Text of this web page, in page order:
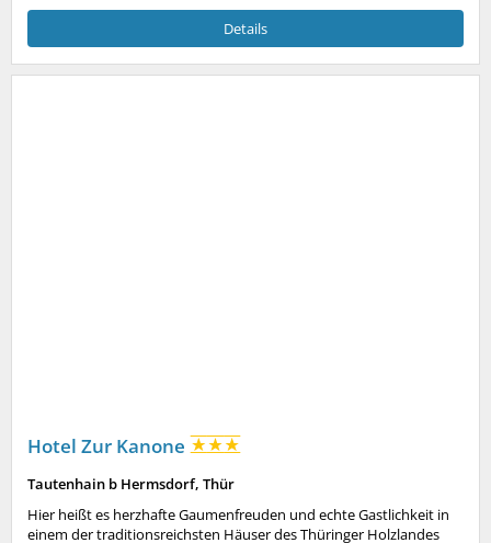
Details
Hotel Zur Kanone
Tautenhain b Hermsdorf, Thür
Hier heißt es herzhafte Gaumenfreuden und echte Gastlichkeit in
einem der traditionsreichsten Häuser des Thüringer Holzlandes